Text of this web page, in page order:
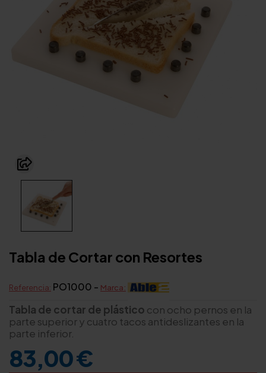
Tabla de Cortar con Resortes
Referencia: PO1000 - Marca:
Tabla de cortar de plástico con ocho pernos en la
parte superior y cuatro tacos antideslizantes en la
parte inferior.
83,00 €